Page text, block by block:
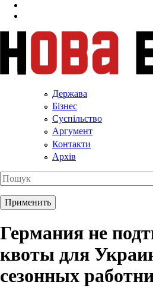
Держава
Бізнес
Суспільство
Аргумент
Контакти
Архів
Германия не
квоты для
сезонных